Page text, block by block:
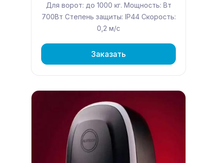
Для ворот: до 1000 кг. Мощность: Вт
700Вт Степень защиты: IP44 Скорость:
0,2 м/с
Заказать